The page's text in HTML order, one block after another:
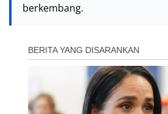
berkembang.